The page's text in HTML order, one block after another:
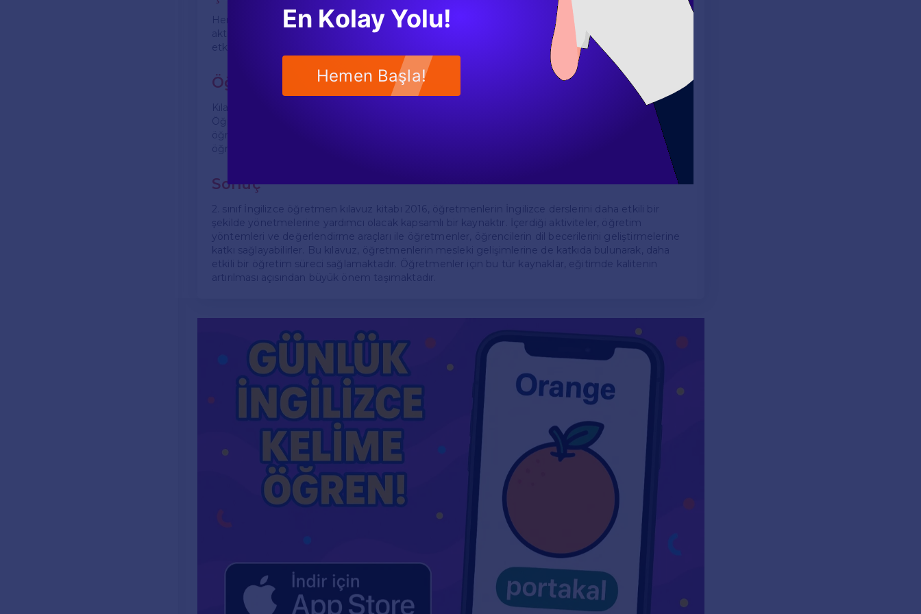
Her öğrencinin öğrenme tarzı farklıdır. Bu nedenle, kılavuzda çeşitli öğrenme stillerine hitap eden
aktiviteler yer almaktadır. Görsel, işitsel ve kinestetik öğrenme tarzlarına uygun materyaller ve
etkinlikler, öğretmenlerin farklı öğrenci gruplarına hitap etmesine olanak tanımaktadır.
Öğretmenler İçin Öneriler
Kılavuz, öğretmenlere derslerini daha etkili bir şekilde planlamaları için bazı öneriler sunmaktadır.
Öğretmenlerin, öğrencilerin ilgi alanlarını dikkate alarak ders içeriklerini zenginleştirmeleri,
öğrenme motivasyonunu artıracaktır. Ayrıca, ailelerin de sürece dahil edilmesi, öğrencilerin
öğrenme deneyimlerini destekleyecektir.
Sonuç
2. sınıf İngilizce öğretmen kılavuz kitabı 2016, öğretmenlerin İngilizce derslerini daha etkili bir
şekilde yönetmelerine yardımcı olacak kapsamlı bir kaynaktır. İçerdiği aktiviteler, öğretim
yöntemleri ve değerlendirme araçları ile öğretmenler, öğrencilerin dil becerilerini geliştirmelerine
katkı sağlayabilirler. Bu kılavuz, öğretmenlerin mesleki gelişimlerine de katkıda bulunarak, daha
etkili bir öğretim süreci sağlamaktadır. Öğretmenler için bu tür kaynaklar, eğitimde kalitenin
artırılması açısından büyük önem taşımaktadır.
En Kolay Yolu!
Hemen Başla!